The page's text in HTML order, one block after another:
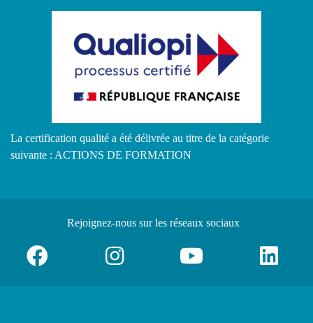
La certification qualité a été délivrée au titre de la catégorie
suivante : ACTIONS DE FORMATION
Rejoignez-nous sur les réseaux sociaux